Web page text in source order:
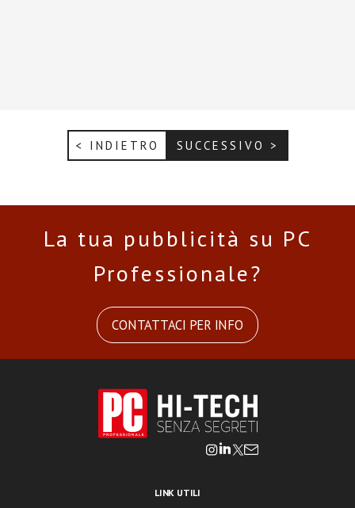
< INDIETRO SUCCESSIVO >
La tua pubblicità su PC
Professionale?
CONTATTACI PER INFO
LINK UTILI